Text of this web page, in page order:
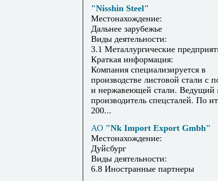
"Nisshin Steel"
Местонахождение:
Дальнее зарубежье
Виды деятельности:
3.1 Металлургические
Краткая информация:
Компания специализируется в
производстве листовой стали с
и нержавеющей стали. Ведущий
производитель спецсталей. По
200...
АО "Nk Import Export Gmbh"
Местонахождение:
Дуйсбург
Виды деятельности:
6.8 Иностранные партнеры